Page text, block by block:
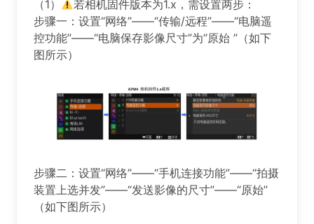
（1）
若相机固件版本为1.x，需设置两步：
步骤一：设置“网络”——“传输/远程”——“电脑遥
控功能”——“电脑保存影像尺寸”为“原始 ”（如下
图所示）
步骤二：设置“网络”——“手机连接功能”——“拍摄
装置上选并发”——“发送影像的尺寸”——“原始”
（如下图所示）